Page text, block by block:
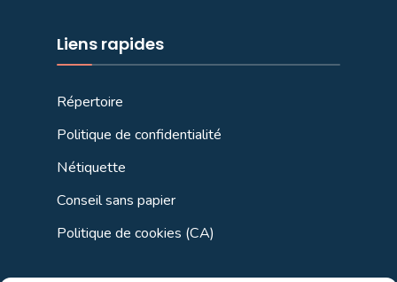
Liens rapides
Répertoire
Politique de confidentialité
Nétiquette
Conseil sans papier
Politique de cookies (CA)